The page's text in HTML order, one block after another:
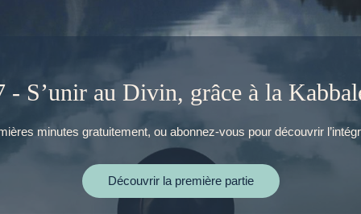
7 - S’unir au Divin, grâce à la
minutes gratuitement, ou abonnez-vous pour découvrir
Découvrir la première partie